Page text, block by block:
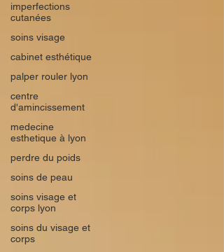
imperfections
cutanées
soins visage
cabinet esthétique
palper rouler lyon
centre
d'amincissement
medecine
esthetique à lyon
perdre du poids
soins de peau
soins visage et
corps lyon
soins du visage et
corps